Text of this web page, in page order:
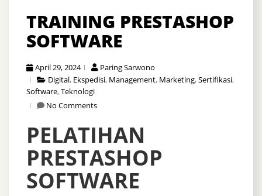
TRAINING PRESTASHOP
SOFTWARE
April 29, 2024
Paring Sarwono
Digital, Ekspedisi, Management, Marketing,Sertifikasi,
Software,Teknologi
No Comments
PELATIHAN
PRESTASHOP
SOFTWARE